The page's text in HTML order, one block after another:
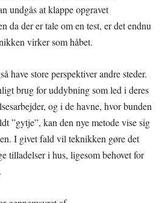
undgås at klappe opgravet
da der er tale om en test, er det endnu
virker som håbet.
have store perspektiver andre steder.
brug for uddybning som led i deres
og i de havne, hvor bunden
”gytje”, kan den nye metode vise sig
I givet fald vil teknikken gøre det
tilladelser i hus, ligesom behovet for